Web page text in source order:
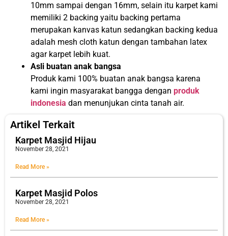
10mm sampai dengan 16mm, selain itu karpet kami
memiliki 2 backing yaitu backing pertama
merupakan kanvas katun sedangkan backing kedua
adalah mesh cloth katun dengan tambahan latex
agar karpet lebih kuat.
Asli buatan anak bangsa
Produk kami 100% buatan anak bangsa karena
kami ingin masyarakat bangga dengan produk
indonesia dan menunjukan cinta tanah air.
Artikel Terkait
Karpet Masjid Hijau
November 28, 2021
Read More »
Karpet Masjid Polos
November 28, 2021
Read More »